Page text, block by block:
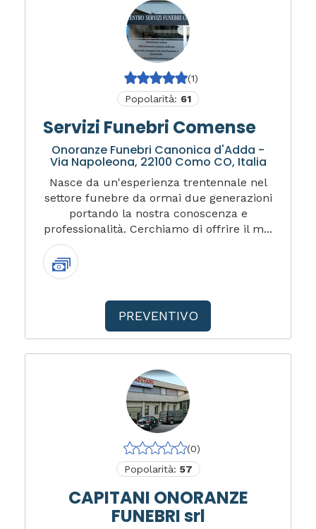
(1)
Popolarità: 61
Servizi Funebri Comense
Onoranze Funebri Canonica d'Adda -
Via Napoleona, 22100 Como CO, Italia
Nasce da un'esperienza trentennale nel
settore funebre da ormai due generazioni
portando la nostra conoscenza e
professionalità. Cerchiamo di offrire il m...
PREVENTIVO
(0)
Popolarità: 57
CAPITANI ONORANZE
FUNEBRI srl